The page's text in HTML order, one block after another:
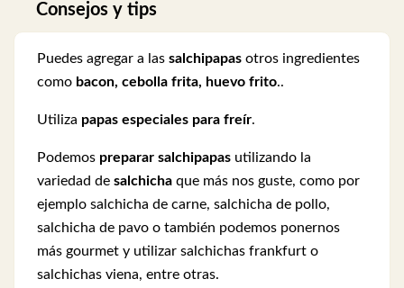
Consejos y tips
Puedes agregar a las salchipapas otros ingredientes
como bacon, cebolla frita, huevo frito..
Utiliza papas especiales para freír.
Podemos preparar salchipapas utilizando la
variedad de salchicha que más nos guste, como por
ejemplo salchicha de carne, salchicha de pollo,
salchicha de pavo o también podemos ponernos
más gourmet y utilizar salchichas frankfurt o
salchichas viena, entre otras.